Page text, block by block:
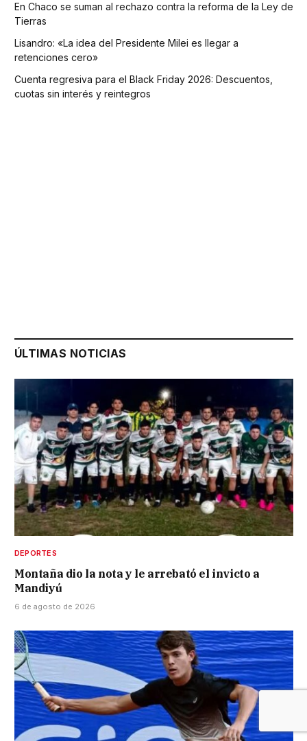
En Chaco se suman al rechazo contra la reforma de la Ley de
Tierras
Lisandro: «La idea del Presidente Milei es llegar a
retenciones cero»
Cuenta regresiva para el Black Friday 2026: Descuentos,
cuotas sin interés y reintegros
ÚLTIMAS NOTICIAS
DEPORTES
Montaña dio la nota y le arrebató el invicto a
Mandiyú
6 de agosto de 2026